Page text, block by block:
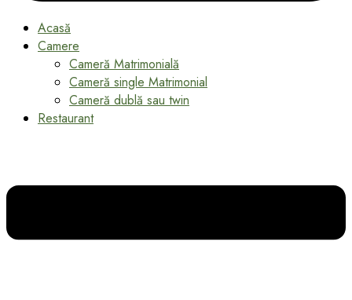
Acasă
Camere
Cameră Matrimonială
Cameră single Matrimonial
Cameră dublă sau twin
Restaurant